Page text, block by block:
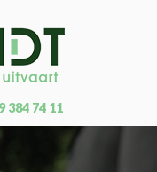
384 74 11